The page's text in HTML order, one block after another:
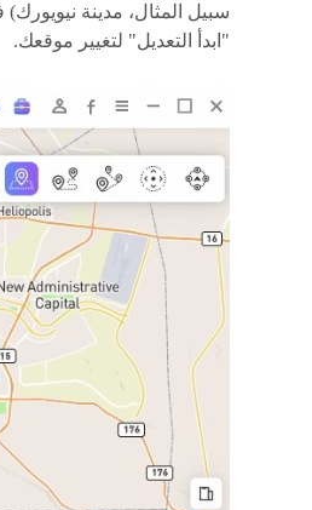
سبيل المثال، مدينة
"ابدأ التعديل" لتغيير موقعك.